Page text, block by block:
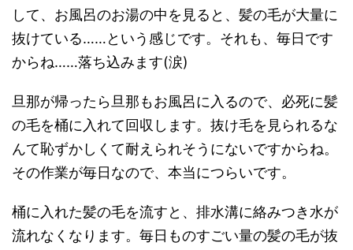
して、お風呂のお湯の中を見ると、髪の毛が大量に
抜けている……という感じです。それも、毎日です
からね……落ち込みます(涙)
旦那が帰ったら旦那もお風呂に入るので、必死に髪
の毛を桶に入れて回収します。抜け毛を見られるな
んて恥ずかしくて耐えられそうにないですからね。
その作業が毎日なので、本当につらいです。
桶に入れた髪の毛を流すと、排水溝に絡みつき水が
流れなくなります。毎日ものすごい量の髪の毛が抜